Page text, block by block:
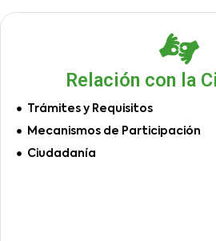
Relación con la
Trámites y Requisitos
Mecanismos de Participación
Ciudadanía